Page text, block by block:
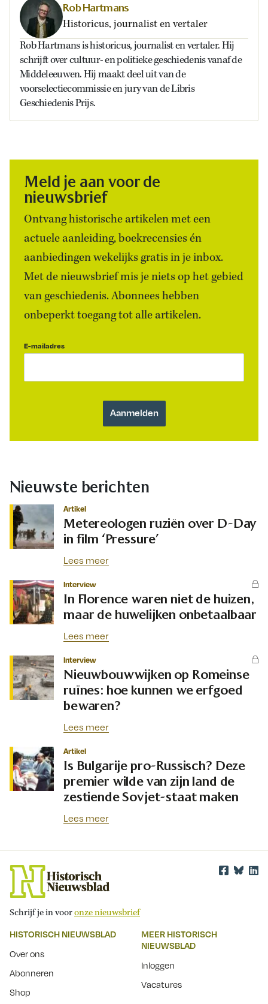
Rob Hartmans
Historicus, journalist en vertaler
Rob Hartmans is historicus, journalist en vertaler. Hij
schrijft over cultuur- en politieke geschiedenis vanaf de
Middeleeuwen. Hij maakt deel uit van de
voorselectiecommissie en jury van de Libris
Geschiedenis Prijs.
Meld je aan voor de
nieuwsbrief
Ontvang historische artikelen met een
actuele aanleiding, boekrecensies én
aanbiedingen wekelijks gratis in je inbox.
Met de nieuwsbrief mis je niets op het gebied
van geschiedenis. Abonnees hebben
onbeperkt toegang tot alle artikelen.
E-mailadres
Nieuwste berichten
Artikel
Metereologen ruziën over D-Day
in film ‘Pressure’
Lees meer
Interview
In Florence waren niet de huizen,
maar de huwelijken onbetaalbaar
Lees meer
Interview
Nieuwbouwwijken op Romeinse
ruïnes: hoe kunnen we erfgoed
bewaren?
Lees meer
Artikel
Is Bulgarije pro-Russisch? Deze
premier wilde van zijn land de
zestiende Sovjet-staat maken
Lees meer
Schrijf je in vooronze nieuwsbrief
HISTORISCH NIEUWSBLAD
Over ons
Abonneren
Shop
MEER HISTORISCH
NIEUWSBLAD
Inloggen
Vacatures